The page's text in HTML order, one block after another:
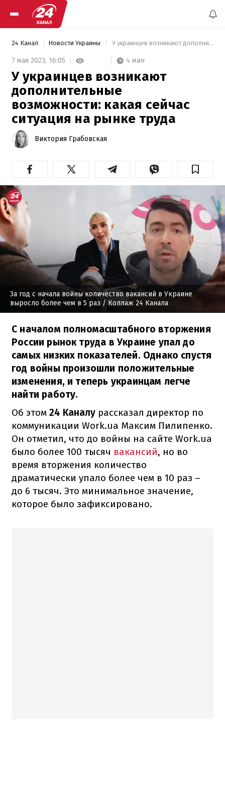
24 Канал Новости Украины У украинцев возникают дополнительные возможности: какая сейчас ситуация на рынке труда
7 мая 2023, 16:05 4 мин
У украинцев возникают
дополнительные
возможности: какая сейчас
ситуация на рынке труда
Виктория Грабовская
За год с начала войны количество вакансий в Украине
выросло более чем в 5 раз / Коллаж 24 Канала
С началом полномасштабного вторжения
России рынок труда в Украине упал до
самых низких показателей. Однако спустя
год войны произошли положительные
изменения, и теперь украинцам легче
найти работу.
Об этом 24 Каналу рассказал директор по
коммуникации Work.ua Максим Пилипенко.
Он отметил, что до войны на сайте Work.ua
было более 100 тысяч вакансий, но во
время вторжения количество
драматически упало более чем в 10 раз –
до 6 тысяч. Это минимальное значение,
которое было зафиксировано.